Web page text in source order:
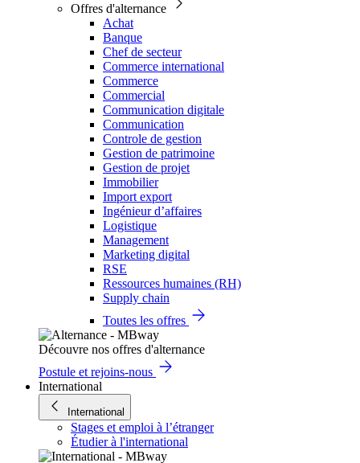
Offres d'alternance
Achat
Banque
Chef de secteur
Commerce international
Commerce
Commercial
Communication digitale
Communication
Controle de gestion
Gestion de patrimoine
Gestion de projet
Immobilier
Import export
Ingénieur d’affaires
Logistique
Management
Marketing digital
RSE
Ressources humaines (RH)
Supply chain
Toutes les offres
Découvre nos offres d'alternance
Postule et rejoins-nous
International
International
Stages et emploi à l’étranger
Étudier à l'international